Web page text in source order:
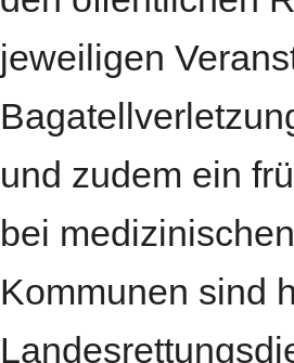
jeweiligen
und zudem ein
bei
Kommunen sind